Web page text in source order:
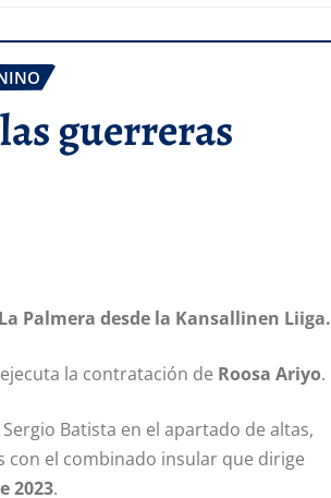
guerreras
Palmera desde la Kansallinen Liiga.
la contratación de Roosa Ariyo.
Batista en el apartado de altas,
con el combinado insular que dirige
2023.